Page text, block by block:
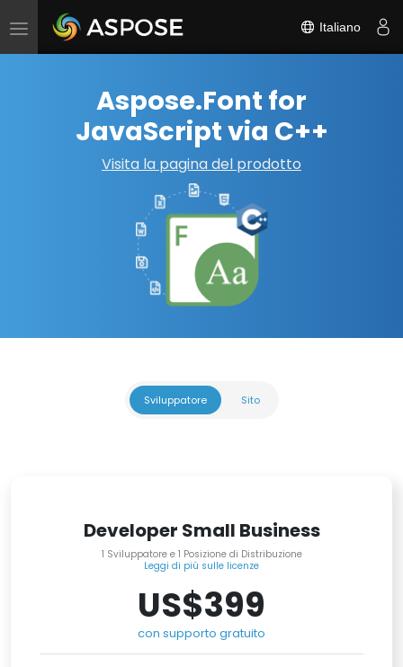
Attiva/disattiva
Italiano
Aspose.Font for
JavaScript via C++
Visita la pagina del prodotto
Sviluppatore Sito
Developer Small Business
1 Sviluppatore e 1 Posizione di Distribuzione
Leggi di più sulle licenze
US$399
con supporto gratuito